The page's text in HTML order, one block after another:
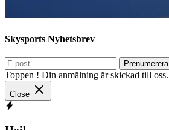
Skysports Nyhetsbrev
Prenumerera
Toppen ! Din anmälning är skickad till oss.
Close